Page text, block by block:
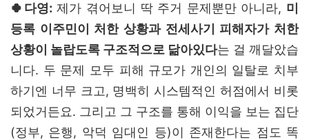
🍀다영:제가 겪어보니 딱 주거 문제뿐만 아니라, 미
등록 이주민이 처한 상황과 전세사기 피해자가 처한
상황이 놀랍도록 구조적으로 닮아있다는 걸 깨달았습
니다. 두 문제 모두 피해 규모가 개인의 일탈로 치부
하기엔 너무 크고, 명백히 시스템적인 허점에서 비롯
되었거든요. 그리고 그 구조를 통해 이익을 보는 집단
(정부, 은행, 악덕 임대인 등)이 존재한다는 점도 똑